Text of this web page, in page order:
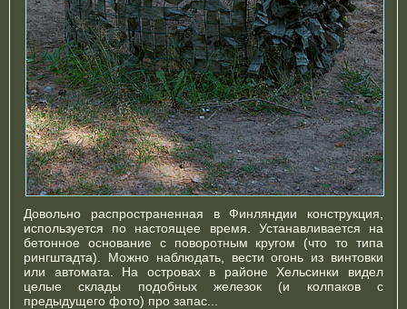
Довольно распространенная в Финляндии конструкция,
используется по настоящее время. Устанавливается на
бетонное основание с поворотным кругом (что то типа
рингштадта). Можно наблюдать, вести огонь из винтовки
или автомата. На островах в районе Хельсинки видел
целые склады подобных железок (и колпаков с
предыдущего фото) про запас...